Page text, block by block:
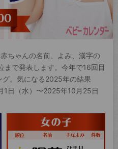
ちゃんの名前、よみ、漢字の
まで発表します。今年で16回目
グ。気になる2025年の結果
1日（水）〜2025年10月25日